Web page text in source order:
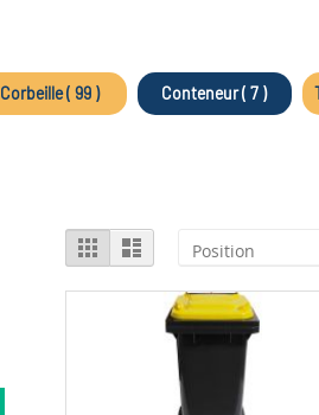
Corbeille ( 99 ) Conteneur ( 7 )
View
as
Grid List